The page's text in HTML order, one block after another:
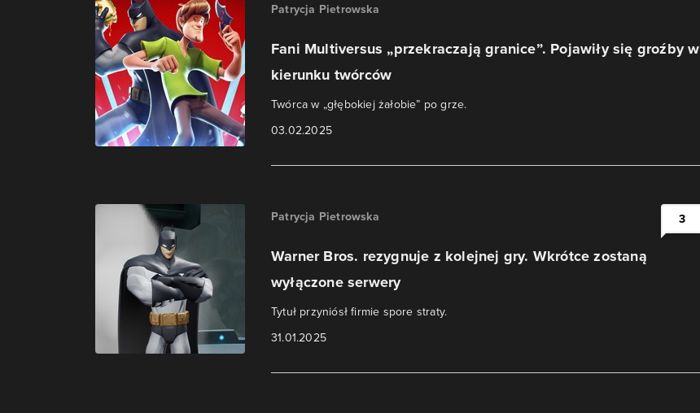
Patrycja Pietrowska
Fani Multiversus „przekraczają granice”. Pojawiły się groźby w
kierunku twórców
Twórca w „głębokiej żałobie” po grze.
03.02.2025
Patrycja Pietrowska
Warner Bros. rezygnuje z kolejnej gry. Wkrótce zostaną
wyłączone serwery
Tytuł przyniósł firmie spore straty.
31.01.2025
3